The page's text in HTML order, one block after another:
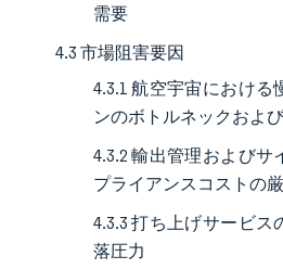
需要
4.3 市場阻害要因
4.3.1 航空宇宙におけ
ンのボトルネックおよ
4.3.2 輸出管理および
プライアンスコストの
4.3.3 打ち上げサービ
落圧力